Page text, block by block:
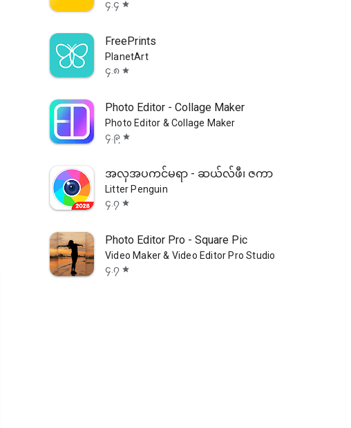
၄.၄ star
FreePrints
PlanetArt
၄.၈ star
Photo Editor - Collage Maker
Photo Editor & Collage Maker
၄.၉ star
အလှအပကင်မရာ - ဆယ်လ်ဖီ၊ ဇကာ
Litter Penguin
၄.၇ star
Photo Editor Pro - Square Pic
Video Maker & Video Editor Pro Studio
၄.၇ star